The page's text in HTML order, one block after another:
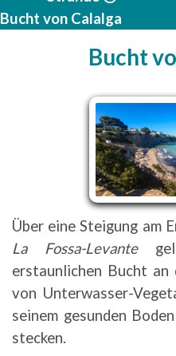
Bucht von Calalga
Bucht
Über eine Steigung am
La Fossa-Levante
erstaunlichen Bucht an
von Unterwasser-
seinem gesunden
stecken.